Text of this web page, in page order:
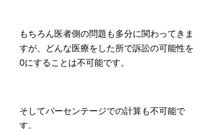
もちろん医者側の問題も多分に関わってきま
すが、どんな医療をした所で訴訟の可能性を
0にすることは不可能です。
そしてパーセンテージでの計算も不可能で
す。